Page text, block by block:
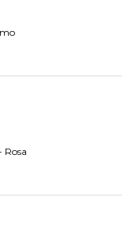
Rosa